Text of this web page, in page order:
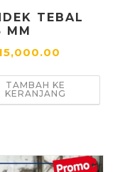
TEBAL
MM
TAMBAH KE
KERANJANG